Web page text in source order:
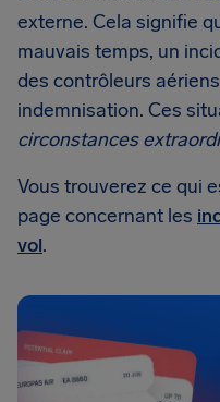
externe. Cela signifie
mauvais temps, un
des contrôleurs
indemnisation. Ces
circonstances
Vous trouverez ce qui
page concernant les
vol.